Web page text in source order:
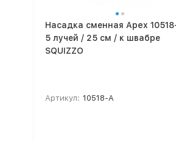
Насадка сменная Apex
5 лучей / 25 см / к швабре
SQUIZZO
Артикул: 10518-A